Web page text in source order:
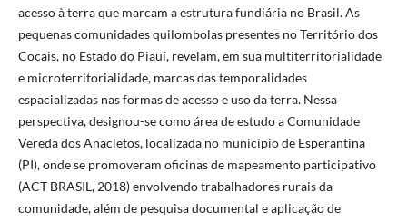
acesso à terra que marcam a estrutura fundiária no Brasil. As
pequenas comunidades quilombolas presentes no Território dos
Cocais, no Estado do Piauí, revelam, em sua multiterritorialidade
e microterritorialidade, marcas das temporalidades
espacializadas nas formas de acesso e uso da terra. Nessa
perspectiva, designou-se como área de estudo a Comunidade
Vereda dos Anacletos, localizada no município de Esperantina
(PI), onde se promoveram oficinas de mapeamento participativo
(ACT BRASIL, 2018) envolvendo trabalhadores rurais da
comunidade, além de pesquisa documental e aplicação de